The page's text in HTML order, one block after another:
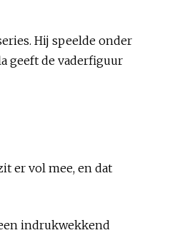
Hij speelde onder
geeft de vaderfiguur
er vol mee, en dat
indrukwekkend